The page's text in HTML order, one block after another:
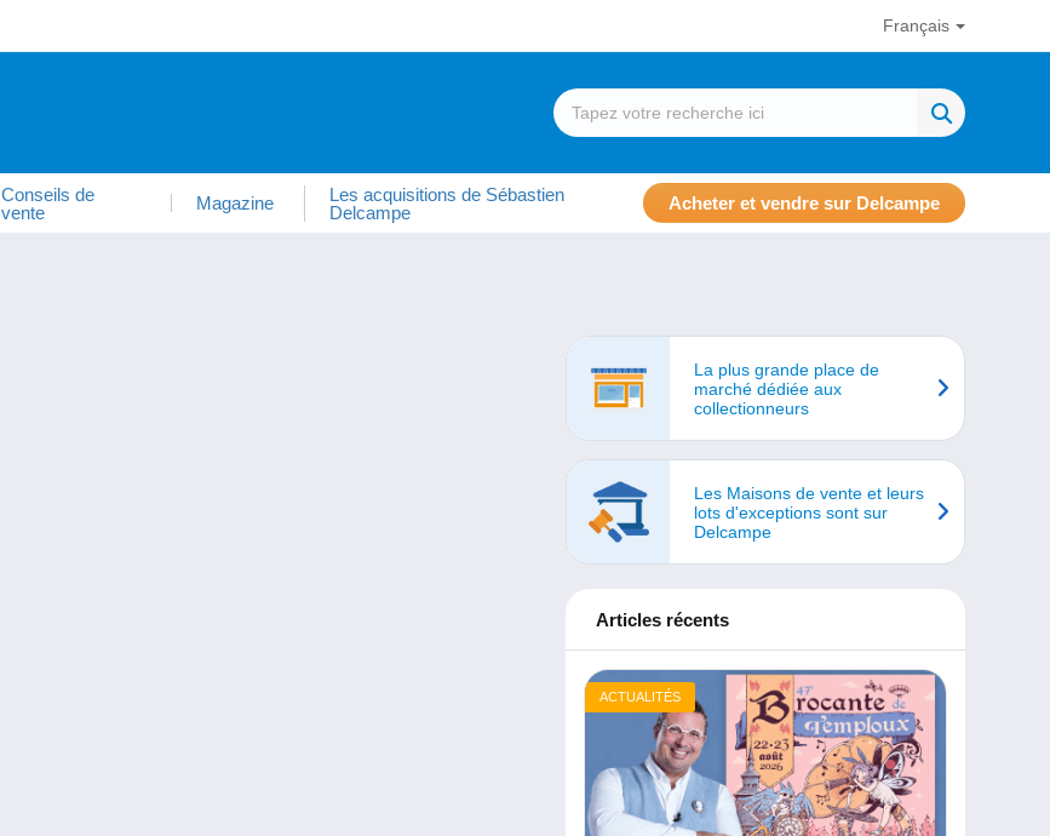
Français
Conseils de
vente
Magazine
Les acquisitions de Sébastien
Delcampe
Acheter et vendre sur Delcampe
La plus grande place de
marché dédiée aux
collectionneurs
Les Maisons de vente et leurs
lots d'exceptions sont sur
Delcampe
Articles récents
ACTUALITÉS